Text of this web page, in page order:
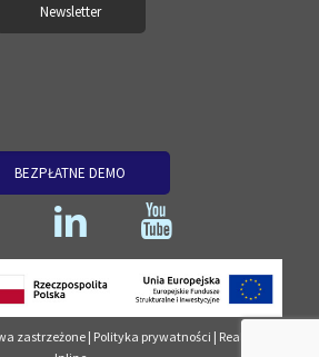
Newsletter
BEZPŁATNE DEMO
zastrzeżone | Polityka prywatności | Realizacja: